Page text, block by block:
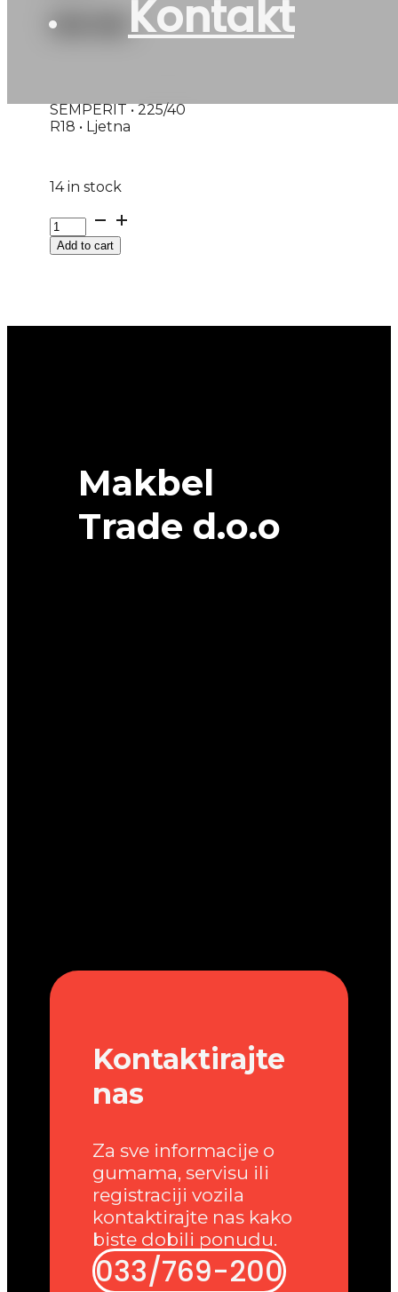
Kontakt
180
SEMPERIT • 225/40
R18 • Ljetna
14 in stock
G225/40R18
92Y
XLAdd to cart
Makbel
Trade d.o.o
Kontaktirajte
nas
Za sve informacije o
gumama, servisu ili
registraciji vozila
kontaktirajte nas kako
biste dobili ponudu.
033/769-200